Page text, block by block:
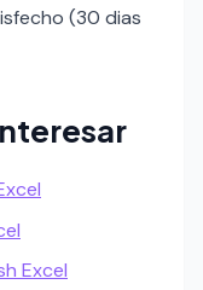
(30 dias
Excel